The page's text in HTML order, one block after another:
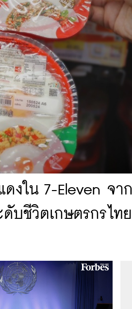
ดงใน 7-Eleven จา
บชีวิตเกษตรกรไทย